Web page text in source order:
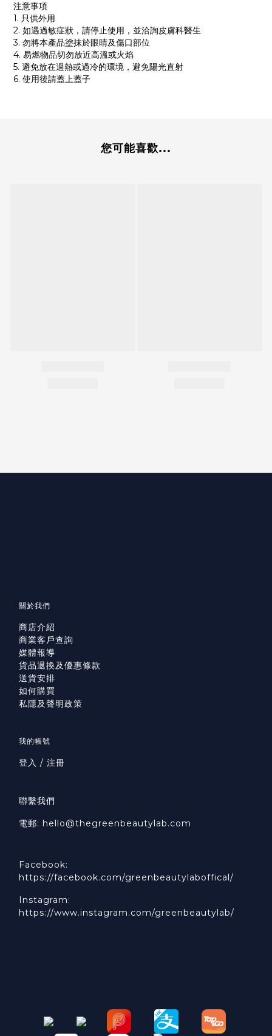
注意事項
1. 只供外用
2. 如遇過敏症狀，請停止使用，並洽詢皮膚科醫生
3. 勿將本產品塗抹於眼睛及傷口部位
4. 易燃物品切勿放近高溫或火焰
5. 避免放在過熱或過冷的環境，避免陽光直射
6. 使用後請蓋上蓋子
您可能喜歡...
關於我們
商店介紹
商業客戶查詢
媒體報導
貨品退換及優惠條款
送貨安排
如何購買
私隱及聲明政策
我的帳號
登入 / 注冊
聯繫我們
電郵: hello@thegreenbeautylab.com
Facebook:
https://facebook.com/greenbeautylaboffical/
Instagram:
https://www.instagram.com/greenbeautylab/